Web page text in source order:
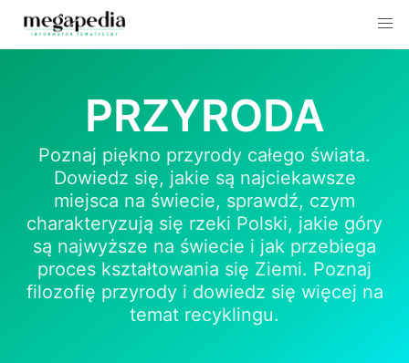
PRZYRODA
Poznaj piękno przyrody całego świata.
Dowiedz się, jakie są najciekawsze
miejsca na świecie, sprawdź, czym
charakteryzują się rzeki Polski, jakie góry
są najwyższe na świecie i jak przebiega
proces kształtowania się Ziemi. Poznaj
filozofię przyrody i dowiedz się więcej na
temat recyklingu.